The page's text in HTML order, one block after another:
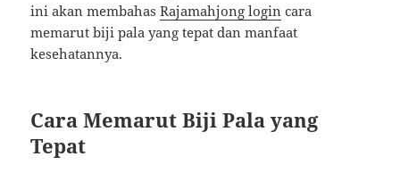
ini akan membahasRajamahjong login cara
memarut biji pala yang tepat dan manfaat
kesehatannya.
Cara Memarut Biji Pala yang
Tepat